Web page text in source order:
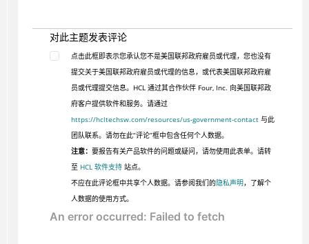
对此主题发表评论
点击此框即表示您承认您不是美国联邦政府雇员或代理，您也没有
提交关于美国联邦政府雇员或代理的信息，或代表美国联邦政府雇
员或代理提交信息。HCL 通过其合作伙伴 Four, Inc. 向美国联邦政
府客户提供软件和服务。请通过
https://hcltechsw.com/resources/us-government-contact与此
团队联系。请勿在此“评论”框中包含任何个人数据。
注意： 要报告有关产品软件的问题或疑问，请勿使用此表单。请转
至 HCL 软件支持站点。
不应在此评论框中共享个人数据。请参阅我们的隐私声明，了解个
人数据的使用方式。